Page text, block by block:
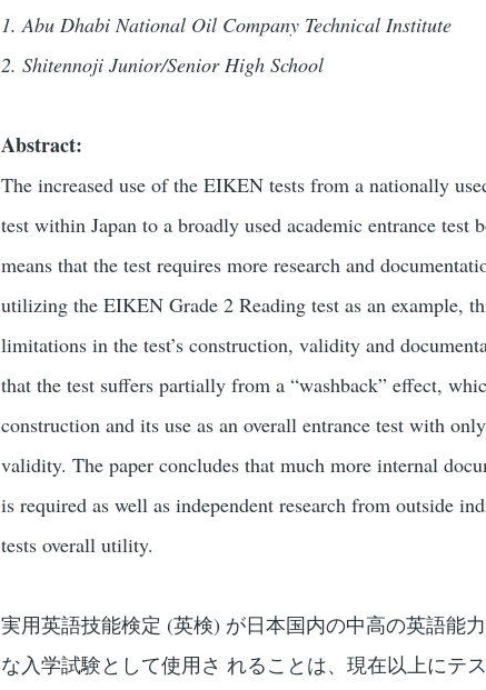
1. Abu Dhabi National Oil Company Technical Institute
2. Shitennoji Junior/Senior High School
Abstract:
The increased use of the EIKEN tests from a nationally
test within Japan to a broadly used academic entrance test
means that the test requires more research and
utilizing the EIKEN Grade 2 Reading test as an example,
limitations in the test’s construction, validity and
that the test suffers partially from a “washback” effect,
construction and its use as an overall entrance test with
validity. The paper concludes that much more internal
is required as well as independent research from outside
tests overall utility.
実用英語技能検定 (英検) が日本国内の中高の英語能
な入学試験として使用さ れることは、現在以上にテ